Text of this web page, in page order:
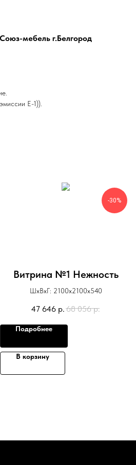
мебель г.Белгород
Е-1)).
-30%
Витрина №1 Нежность
ШхВхГ: 2100х2100х540
47 646 р. 68 056 р.
Подробнее
В корзину